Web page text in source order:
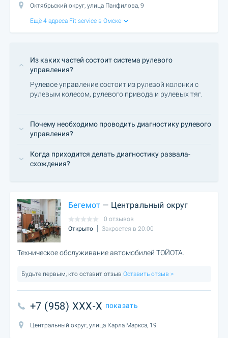
Октябрьский округ, улица Панфилова, 9
Ещё 4 адреса Fit service в Омске
Из каких частей состоит система рулевого
управления?
Рулевое управление состоит из рулевой колонки с
рулевым колесом, рулевого привода и рулевых тяг.
Почему необходимо проводить диагностику рулевого
управления?
Когда приходится делать диагностику развала-
cхождения?
Бегемот — Центральный округ
0 отзывов
Открыто
Закроется в 20:00
Техническое обслуживание автомобилей ТОЙОТА.
Будьте первым, кто оставит отзыв Оставить отзыв >
+7 (958) XXX-X показать
Центральный округ, улица Карла Маркса, 19